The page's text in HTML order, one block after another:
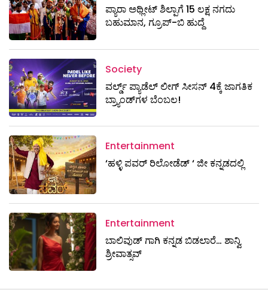
ಪ್ಯಾರಾ ಅಥ್ಲೀಟ್ ಶಿಲ್ಪಾಗೆ 15 ಲಕ್ಷ ನಗದು
ಬಹುಮಾನ, ಗ್ರೂಪ್-ಬಿ ಹುದ್ದೆ
Society
ವರ್ಲ್ಡ್ ಪ್ಯಾಡೆಲ್ ಲೀಗ್ ಸೀಸನ್ 4ಕ್ಕೆ ಜಾಗತಿಕ
ಬ್ರ್ಯಾಂಡ್‌ಗಳ ಬೆಂಬಲ!
Entertainment
‘ಹಳ್ಳಿ ಪವರ್ ರಿಲೋಡೆಡ್ ‘ ಜೀ ಕನ್ನಡದಲ್ಲಿ
Entertainment
ಬಾಲಿವುಡ್ ಗಾಗಿ ಕನ್ನಡ ಬಿಡಲಾರೆ… ಶಾನ್ವಿ
ಶ್ರೀವಾತ್ಸವ್